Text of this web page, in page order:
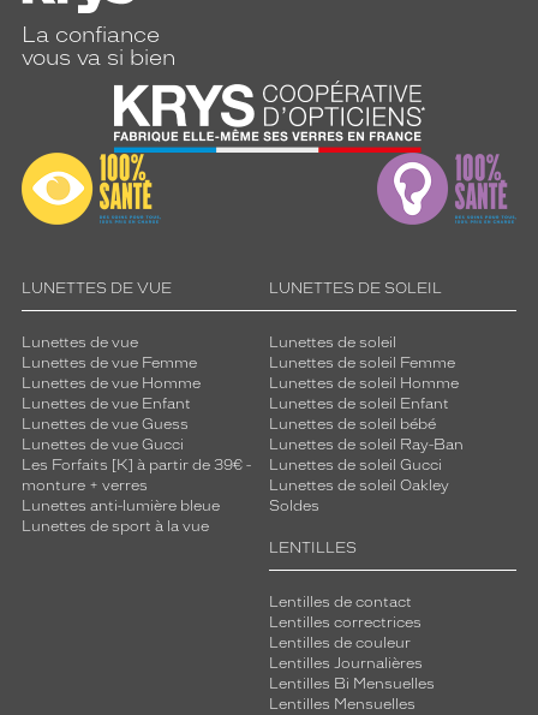
La confiance
vous va si bien
LUNETTES DE VUE
Lunettes de vue
Lunettes de vue Femme
Lunettes de vue Homme
Lunettes de vue Enfant
Lunettes de vue Guess
Lunettes de vue Gucci
Les Forfaits [K] à partir de 39€ -
monture + verres
Lunettes anti-lumière bleue
Lunettes de sport à la vue
LUNETTES DE SOLEIL
Lunettes de soleil
Lunettes de soleil Femme
Lunettes de soleil Homme
Lunettes de soleil Enfant
Lunettes de soleil bébé
Lunettes de soleil Ray-Ban
Lunettes de soleil Gucci
Lunettes de soleil Oakley
Soldes
LENTILLES
Lentilles de contact
Lentilles correctrices
Lentilles de couleur
Lentilles Journalières
Lentilles Bi Mensuelles
Lentilles Mensuelles